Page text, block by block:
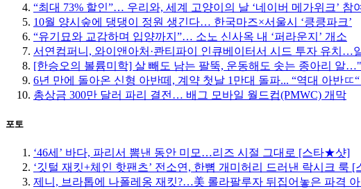
“최대 73% 할인”… 우리와, 세계 고양이의 날 ‘네이버 메가위크’ 참
10월 양시숲에 댕댕이 정원 생긴다… 한국마즈×서울시 ‘킁킁파크’
“유기묘와 교감하며 입양까지”… 소노 신사옥 내 ‘퍼라운지’ 개소
서연컴퍼니, 와이앤아처·콴티파이 인큐베이터서 시드 투자 유치…
[한승오의 볼륨미학] 살 빼도 남는 팔뚝, 운동해도 솟는 종아리 알
6년 만에 돌아온 신형 아반떼, 계약 첫날 1만대 돌파... “역대 아반ㄸ
총상금 300만 달러 파리 결전… 배그 모바일 월드컵(PMWC) 개막
포토
‘46세’ 바다, 파리서 뽐낸 동안 미모…리즈 시절 그대로 [스타★샷]
‘깃털 재킷+체인 핫팬츠’ 전소연, 한뼘 개미허리 드러낸 락시크 룩
제니, 브라톱에 나폴레옹 재킷?…美 롤라팔루자 뒤집어놓은 파격